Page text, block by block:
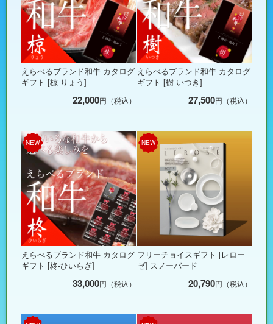
えらべるブランド和牛 カタログ
ギフト [椋-りょう]
22,000円（税込）
えらべるブランド和牛 カタログ
ギフト [樹-いつき]
27,500円（税込）
NEW
えらべるブランド和牛 カタログ
ギフト [柊-ひいらぎ]
33,000円（税込）
NEW
フリーチョイスギフト [レロー
ゼ] スノーバード
20,790円（税込）